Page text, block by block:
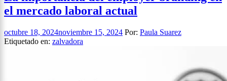
el mercado laboral actual
octubre 18, 2024noviembre 15, 2024 Por: Paula Suarez
Etiquetado en: zalvadora